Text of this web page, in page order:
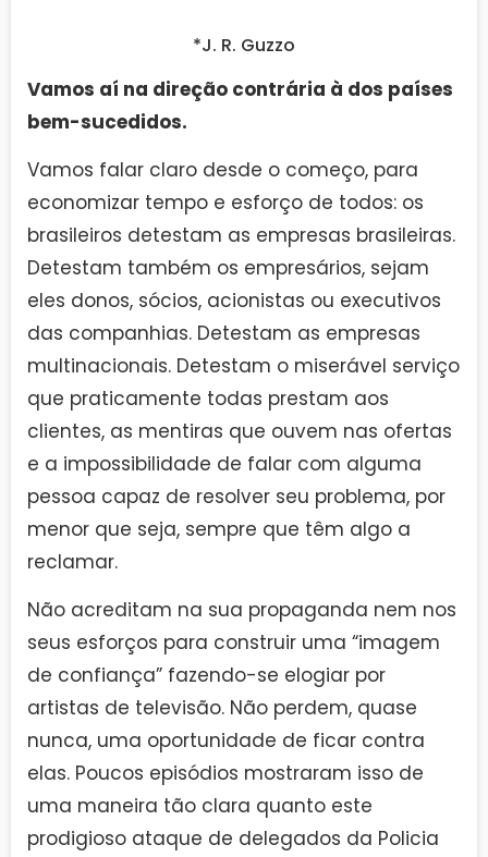
*J. R. Guzzo
Vamos aí na direção contrária à dos países
bem-sucedidos.
Vamos falar claro desde o começo, para
economizar tempo e esforço de todos: os
brasileiros detestam as empresas brasileiras.
Detestam também os empresários, sejam
eles donos, sócios, acionistas ou executivos
das companhias. Detestam as empresas
multinacionais. Detestam o miserável serviço
que praticamente todas prestam aos
clientes, as mentiras que ouvem nas ofertas
e a impossibilidade de falar com alguma
pessoa capaz de resolver seu problema, por
menor que seja, sempre que têm algo a
reclamar.
Não acreditam na sua propaganda nem nos
seus esforços para construir uma “imagem
de confiança” fazendo-se elogiar por
artistas de televisão. Não perdem, quase
nunca, uma oportunidade de ficar contra
elas. Poucos episódios mostraram isso de
uma maneira tão clara quanto este
prodigioso ataque de delegados da Policia